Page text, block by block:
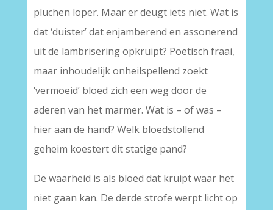
pluchen loper. Maar er deugt iets niet. Wat is
dat ‘duister’ dat enjamberend en assonerend
uit de lambrisering opkruipt? Poëtisch fraai,
maar inhoudelijk onheilspellend zoekt
‘vermoeid’ bloed zich een weg door de
aderen van het marmer. Wat is – of was –
hier aan de hand? Welk bloedstollend
geheim koestert dit statige pand?
De waarheid is als bloed dat kruipt waar het
niet gaan kan. De derde strofe werpt licht op